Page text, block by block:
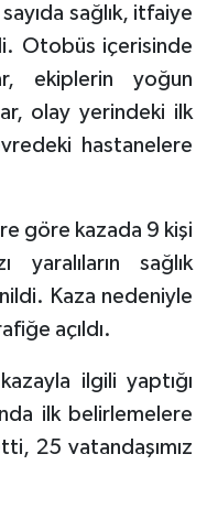
sağlık, itfaiye
Otobüs içerisinde
ekiplerin yoğun
olay yerindeki ilk
hastanelere
göre kazada 9 kişi
yaralıların sağlık
Kaza nedeniyle
açıldı.
ilgili yaptığı
ilk belirlemelere
25 vatandaşımız